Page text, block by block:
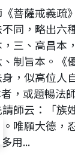
菩薩戒義疏
同，略出六
三、高昌本
制旨本。《
，似高位人
，或題暢法
師云：「族
唯願大德，
用...